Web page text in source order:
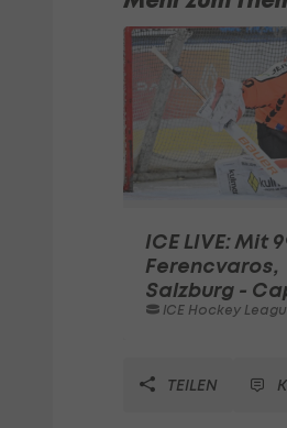
ICE LIVE: Mit
Ferencvaros,
Salzburg -
ICE Hockey
TEILEN